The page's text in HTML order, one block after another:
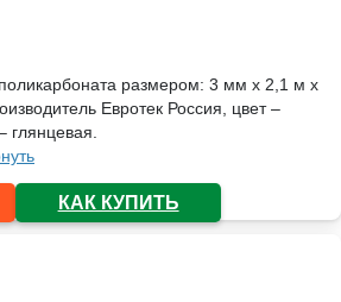
размером: 3 мм х 2,1 м х
Евротек Россия, цвет –
глянцевая.
КАК КУПИТЬ